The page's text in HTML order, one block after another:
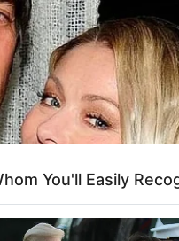
You'll Easily